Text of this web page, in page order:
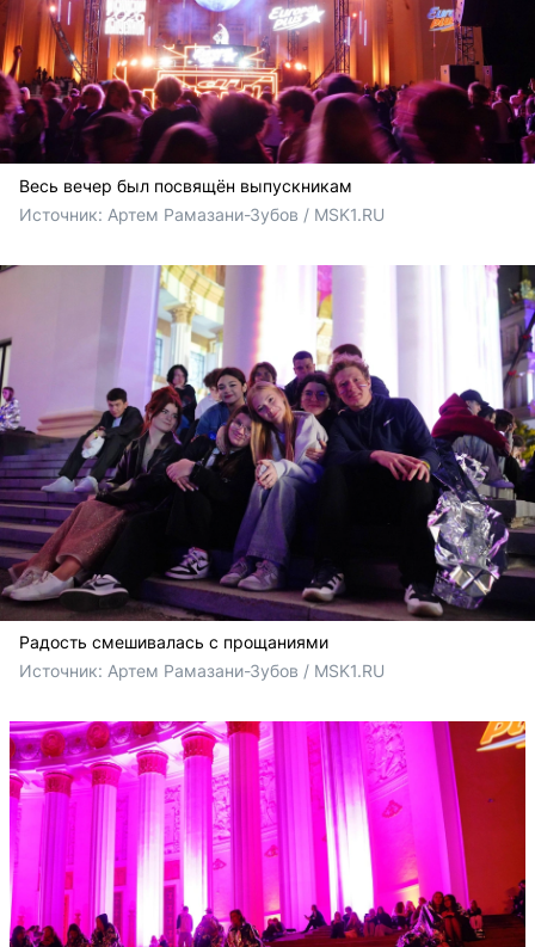
Весь вечер был посвящён выпускникам
Источник: Артем Рамазани-Зубов / MSK1.RU
Радость смешивалась с прощаниями
Источник: Артем Рамазани-Зубов / MSK1.RU